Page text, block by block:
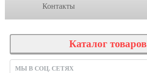
Контакты
Каталог товаров
МЫ В СОЦ. СЕТЯХ